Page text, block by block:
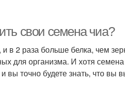
свои семена чиа?
в 2 раза больше белка, чем
для организма. И хотя
точно будете знать, что вы